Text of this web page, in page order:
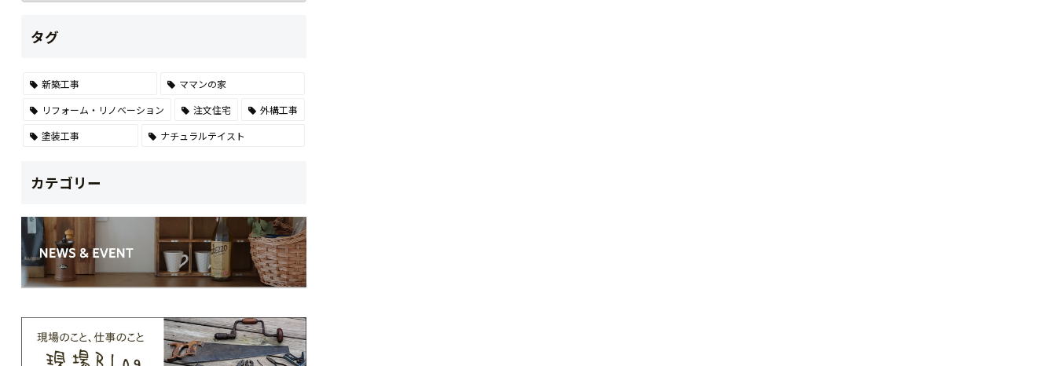
タグ
新築工事
ママンの家
リフォーム・リノベーション
注文住宅
外構工事
塗装工事
ナチュラルテイスト
カテゴリー